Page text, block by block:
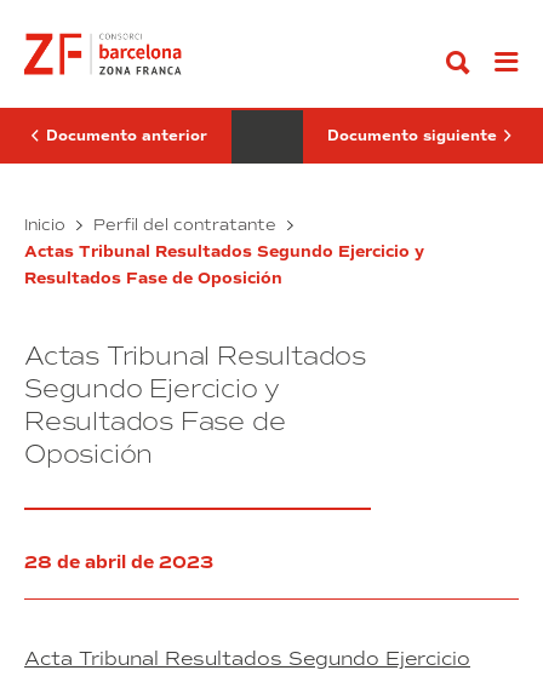
contenido
Resultados
Segundo
Ejercicio
Resultados
FaseDocumento anterior
de
Selección
Documento siguiente
Inicio Perfil del contratante
Actas Tribunal Resultados Segundo Ejercicio y
Resultados Fase de Oposición
Actas Tribunal Resultados
Segundo Ejercicio y
Resultados Fase de
Oposición
28 de abril de 2023
Acta Tribunal Resultados Segundo Ejercicio
Tribunal
Resultados
Segundo
Resultados
Fase
Oposición
Calificador
de